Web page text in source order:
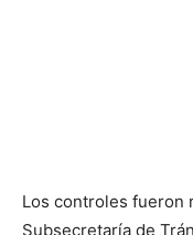
Los controles fueron
Subsecretaría de